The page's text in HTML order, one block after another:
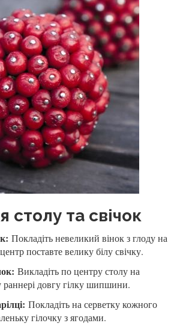
столу та свічок
Покладіть невеликий вінок з глоду на
поставте велику білу свічку.
Викладіть по центру столу на
раннері довгу гілку шипшини.
Покладіть на серветку кожного
гілочку з ягодами.